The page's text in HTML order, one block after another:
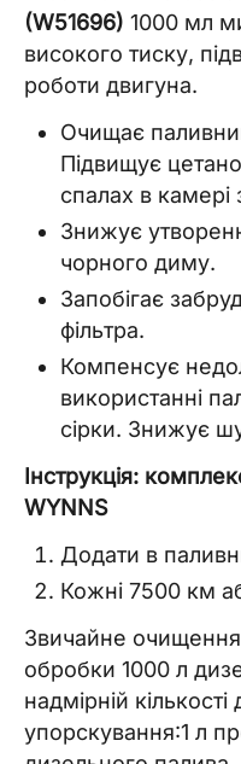
(W51696) 1000 мл
високого тиску,
роботи двигуна.
Очищає
Підвищує
спалах в камері
Знижує
чорного диму.
Запобігає
фільтра.
Компенсує
використанні
сірки. Знижує
Інструкція:
WYNNS
Додати в
Кожні 7500 км
Звичайне
обробки 1000 л
надмірній
упорскування:1 л